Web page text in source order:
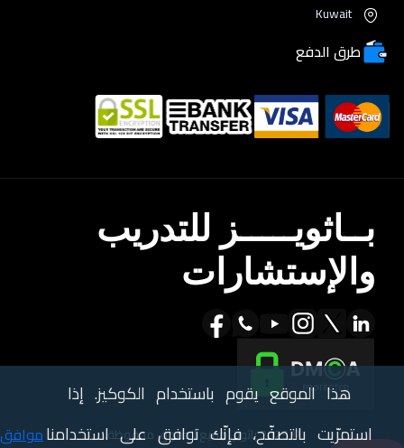
Kuwait
طرق الدفع
بــاثويـــــز للتدريب
والإستشارات
© 2025 باثويز. جميع الحقوق محفوظة.
هذا الموقع يقوم باستخدام الكوكيز. إذا
استمرّيت بالتصفّح، فإنّك توافق على استخدامناموافق